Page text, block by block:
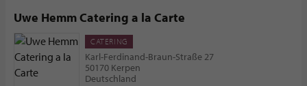
Uwe Hemm Catering a la Carte
CATERING
Karl-Ferdinand-Braun-Straße 27
50170 Kerpen
Deutschland